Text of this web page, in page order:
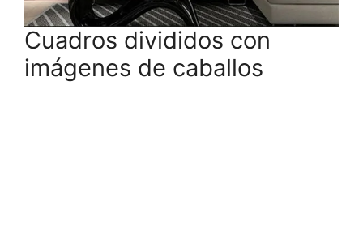
Cuadros divididos con
imágenes de caballos